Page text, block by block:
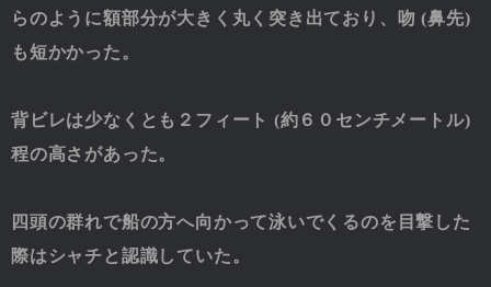
らのように額部分が大きく丸く突き出ており、吻 (鼻先)
も短かかった。
背ビレは少なくとも２フィート (約６０センチメートル)
程の高さがあった。
四頭の群れで船の方へ向かって泳いでくるのを目撃した
際はシャチと認識していた。